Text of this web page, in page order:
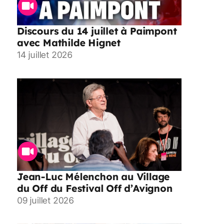
Discours du 14 juillet à Paimpont
avec Mathilde Hignet
14 juillet 2026
Jean-Luc Mélenchon au Village
du Off du Festival Off d’Avignon
09 juillet 2026